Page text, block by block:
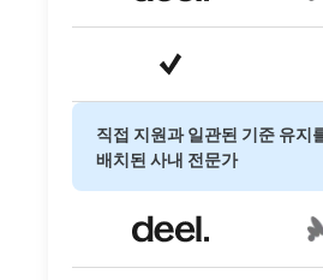
직접 지원과 일관된 기준 유지
배치된 사내 전문가